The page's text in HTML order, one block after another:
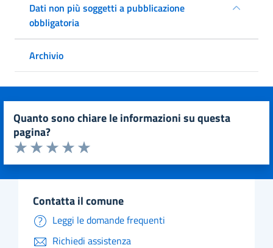
Dati non più soggetti a pubblicazione
obbligatoria
Archivio
quanto sono chiare le informazioni su questa
pagina?
Valuta da 1 a 5 stelle la pagina
Valuta 5 stelle su 5
Valuta 4 stelle su 5
Valuta 3 stelle su 5
Valuta 2 stelle su 5
Valuta 1 stelle su 5
contatta il comune
Leggi le domande frequenti
Richiedi assistenza